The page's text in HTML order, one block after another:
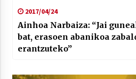
2017/04/24
Ainhoa Narbaiza: “Jai
bat, erasoen abanikoa
erantzuteko”